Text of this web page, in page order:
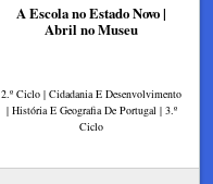
A Escola no Estado Novo |
Abril no Museu
2.º Ciclo | Cidadania E Desenvolvimento
| História E Geografia De Portugal | 3.º
Ciclo